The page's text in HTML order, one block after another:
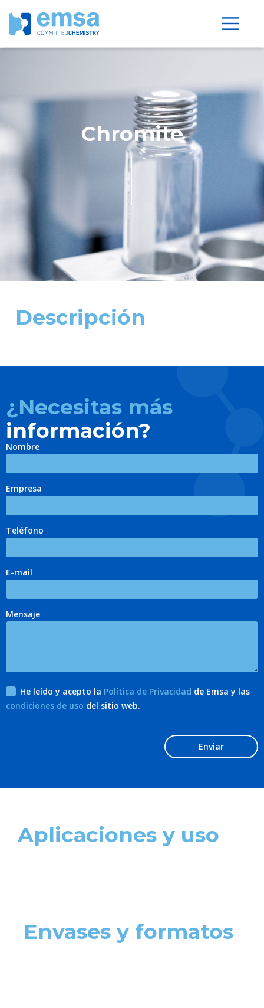
Chromite
Descripción
¿Necesitas más
información?
Nombre
Empresa
Teléfono
E-mail
Mensaje
He leído y acepto la Política de Privacidad de Emsa y las
condiciones de uso del sitio web.
Enviar
Aplicaciones y uso
Envases y formatos